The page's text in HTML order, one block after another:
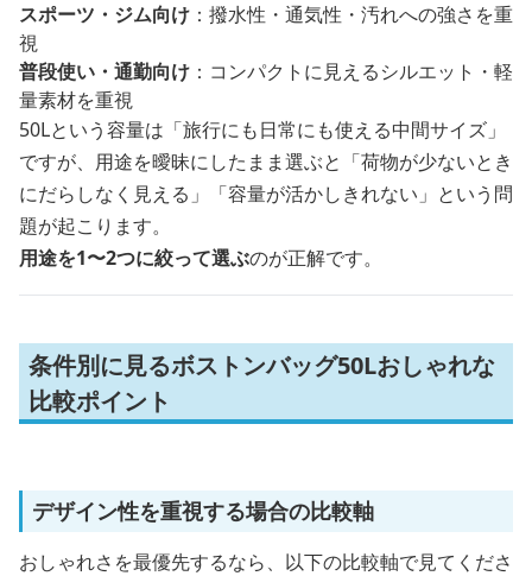
スポーツ・ジム向け ：撥水性・通気性・汚れへの強さを重
視
普段使い・通勤向け ：コンパクトに見えるシルエット・軽
量素材を重視
50Lという容量は「旅行にも日常にも使える中間サイズ」
ですが、用途を曖昧にしたまま選ぶと「荷物が少ないとき
にだらしなく見える」「容量が活かしきれない」という問
題が起こります。
用途を1〜2つに絞って選ぶのが正解です。
条件別に見るボストンバッグ50Lおしゃれな
比較ポイント
デザイン性を重視する場合の比較軸
おしゃれさを最優先するなら、以下の比較軸で見てくださ